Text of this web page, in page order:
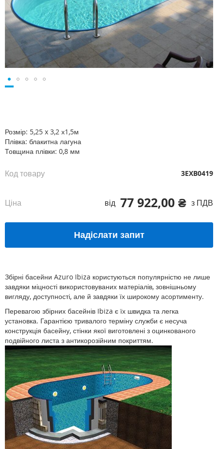
зображень
Розмір: 5,25 x 3,2 х1,5м
Плівка: блакитна лагуна
Товщина плівки: 0,8 мм
77 922,00 ₴ з ПДВ
Ціна від
Код товару 3EXB0419
Надіслати запит
Збірні басейни Azuro Ibiza користуються популярністю не лише
завдяки міцності використовуваних матеріалів, зовнішньому
вигляду, доступності, але й завдяки їх широкому асортименту.
Перевагою збірних басейнів Ibiza є їх швидка та легка
установка. Гарантією тривалого терміну служби є несуча
конструкція басейну, стінки якої виготовлені з оцинкованого
подвійного листа з антикорозійним покриттям.